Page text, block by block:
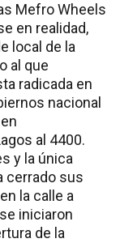
Mefro Wheels
en realidad,
local de la
al que
radicada en
nacional
al 4400.
y la única
cerrado sus
la calle a
iniciaron
de la